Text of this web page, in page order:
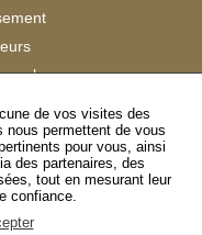
de vos visites des
nous permettent de vous
pour vous, ainsi
des partenaires, des
tout en mesurant leur
confiance.